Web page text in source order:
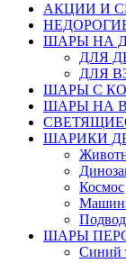
АКЦИИ И
ШАРЫ НА
ДЛЯ
ДЛЯ
ШАРЫ С
ШАРЫ НА
ШАРИКИ
Космос
ШАРЫ
Синий